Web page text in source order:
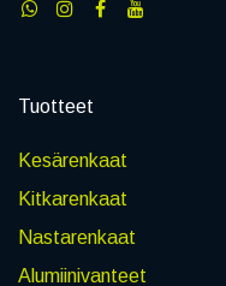
Tuotteet
Kesärenkaat
Kitkarenkaat
Nastarenkaat
Alumiinivanteet